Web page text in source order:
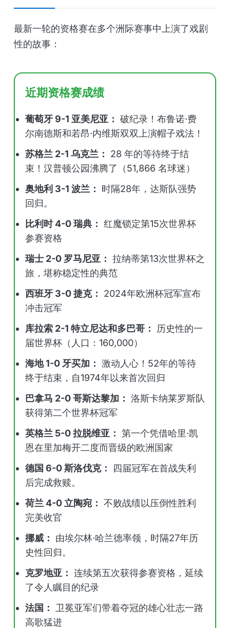
最新一轮的资格赛在多个洲际赛事中上演了戏剧
性的故事：
近期资格赛成绩
葡萄牙 9-1 亚美尼亚： 破纪录！布鲁诺·费
尔南德斯和若昂·内维斯双双上演帽子戏法！
苏格兰 2-1 乌克兰：
28 年的等待终于结
束！汉普顿公园沸腾了（51,866 名球迷）
奥地利 3-1 波兰：
时隔28年，达斯队强势
回归。
比利时 4-0 瑞典： 红魔锁定第15次世界杯
参赛资格
瑞士 2-0 罗马尼亚： 拉纳蒂第13次世界杯之
旅，堪称稳定性的典范
西班牙 3-0 捷克：
2024年欧洲杯冠军宣布
冲击冠军
库拉索 2-1 特立尼达和多巴哥：
历史性的一
届世界杯（人口：160,000）
海地 1-0 牙买加： 激动人心！52年的等待
终于结束，自1974年以来首次回归
巴拿马 2-0 哥斯达黎加： 洛斯卡纳莱罗斯队
获得第二个世界杯冠军
英格兰 5-0 拉脱维亚： 第一个凭借哈里·凯
恩在里加梅开二度而晋级的欧洲国家
德国 6-0 斯洛伐克：
四届冠军在首战失利
后完成救赎。
荷兰 4-0 立陶宛： 不败战绩以压倒性胜利
完美收官
挪威：
由埃尔林·哈兰德率领，时隔27年历
史性回归。
克罗地亚： 连续第五次获得参赛资格，延续
了令人瞩目的纪录
法国：
卫冕亚军们带着夺冠的雄心壮志一路
高歌猛进